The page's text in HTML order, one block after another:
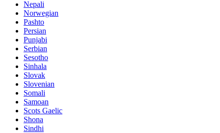
Nepali
Norwegian
Pashto
Persian
Punjabi
Serbian
Sesotho
Sinhala
Slovak
Slovenian
Somali
Samoan
Scots Gaelic
Shona
Sindhi